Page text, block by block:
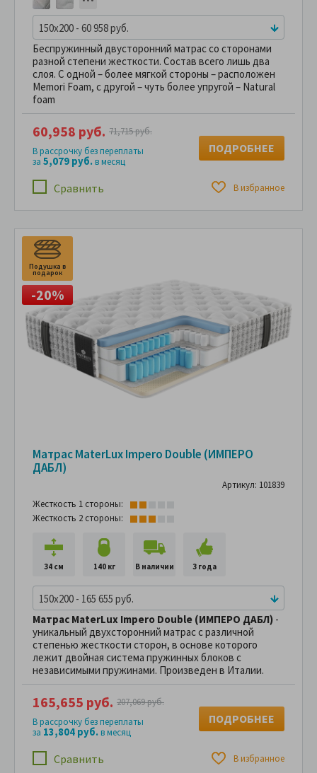
150x200 - 60 958 руб.
Беспружинный двусторонний матрас со сторонами
разной степени жесткости. Состав всего лишь два
слоя. С одной – более мягкой стороны – расположен
Memori Foam, с другой – чуть более упругой – Natural
foаm
Сравнить В избранное
60,958 руб. 71,715 руб.
В рассрочку без переплаты
за 5,079 руб.в месяц
ПОДРОБНЕЕ
Подушка в
подарок
-20%
Матрас MaterLux Impero Double (ИМПЕРО
ДАБЛ)
Артикул: 101839
Жесткость 1 стороны:
Жесткость 2 стороны:
34 см 140 кг В наличии 3 года
150x200 - 165 655 руб.
Матрас MaterLux Impero Double (ИМПЕРО ДАБЛ) -
уникальный двухсторонний матрас с различной
степенью жесткости сторон, в основе которого
лежит двойная система пружинных блоков с
независимыми пружинами. Произведен в Италии.
Сравнить В избранное
165,655 руб. 207,069 руб.
В рассрочку без переплаты
за 13,804 руб.в месяц
ПОДРОБНЕЕ